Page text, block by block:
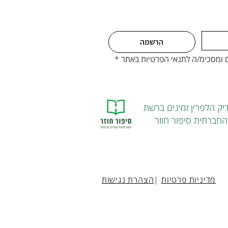
הרשמה
ומסכימ/ה לתנאי הפרטיות באתר *
הלפרין זמינים ברשת
סיפור חוזר
מדיניות פרטיות | הצהרת נגישות